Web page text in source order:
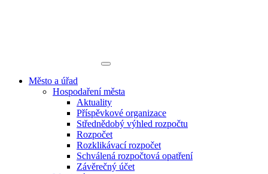
Město a úřad
Hospodaření města
Aktuality
Příspěvkové organizace
Střednědobý výhled rozpočtu
Rozpočet
Rozklikávací rozpočet
Schválená rozpočtová opatření
Závěrečný účet